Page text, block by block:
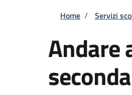
Briciole
Home / Servizi
Andare